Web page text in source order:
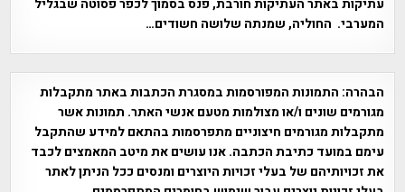
עתיקות באתר העתיקות חורבת, פנס בסמוך לכפר פסוטה שבגליל
המערבי. החוליה, שמנתה שלושה חשודים…
הבהרה: התמונות המפורסמות במסגרת הכתבות באתר מתקבלות
מגורמים שונים ו/או מצולמות מטעם אנשי האתר. תמונות אשר
מתקבלות מגורמים חיצוניים מתפרסמות בהתאם למידע שהתקבל
עימם במועד כתיבת הכתבה. אנו עושים את מיטב המאמצים לכבד
את זכויותיהם של בעלי זכויות היוצרים ומנסים ככל הניתן לאתר